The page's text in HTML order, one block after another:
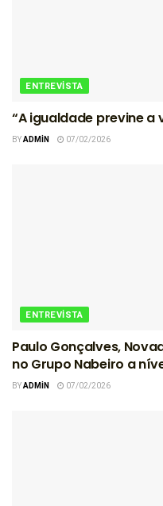
ENTREVISTA
“A igualdade previne a
BYADMIN 07/02/2026
ENTREVISTA
Paulo Gonçalves,
no Grupo Nabeiro a
BYADMIN 07/02/2026